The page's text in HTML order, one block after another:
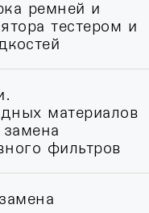
ремней и
тестером и
материалов
фильтров